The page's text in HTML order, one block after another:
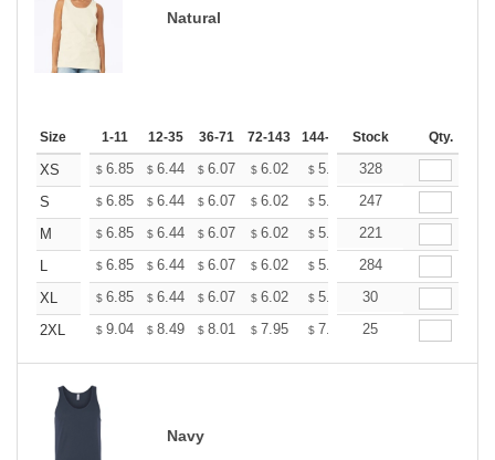
Natural
Size 1-11 12-35 36-71 72-143 144-287 288 + More
Stock Qty.
XS $ 6.85 $ 6.44 $ 6.07 $ 6.02 $ 5.92 $5.86
328
S
$ 6.85 $ 6.44 $ 6.07 $ 6.02 $ 5.92 $5.86
247
M
$ 6.85 $ 6.44 $ 6.07 $ 6.02 $ 5.92 $5.86
221
L
$ 6.85 $ 6.44 $ 6.07 $ 6.02 $ 5.92 $5.86
284
XL
$ 6.85 $ 6.44 $ 6.07 $ 6.02 $ 5.92 $5.86
30
2XL
$ 9.04 $ 8.49 $ 8.01 $ 7.95 $ 7.81 $7.74
25
Navy